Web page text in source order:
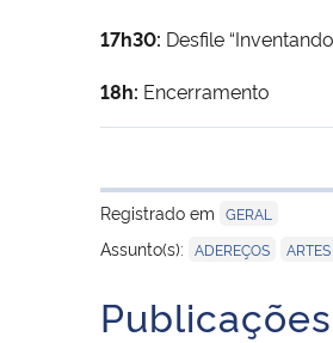
17h30: Desfile
18h: Encerramento
Registrado em GERAL
Assunto(s): ADEREÇOS